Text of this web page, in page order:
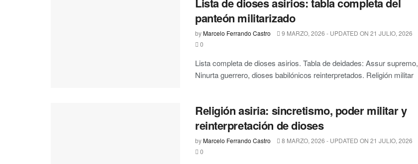
panteón militarizado
byMarcelo Ferrando Castro
9 MARZO, 2026 - UPDATED ON 21 JULIO, 2026
0
Lista completa de dioses asirios. Tabla de deidades: Assur supremo,
Ninurta guerrero, dioses babilónicos reinterpretados. Religión militar
Religión asiria: sincretismo, poder militar y
reinterpretación de dioses
byMarcelo Ferrando Castro
8 MARZO, 2026 - UPDATED ON 21 JULIO, 2026
0